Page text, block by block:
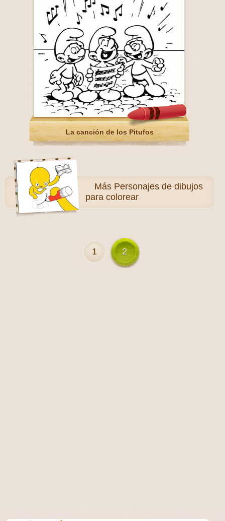
La canción de los Pitufos
Más Personajes de dibujos
para colorear
1 2